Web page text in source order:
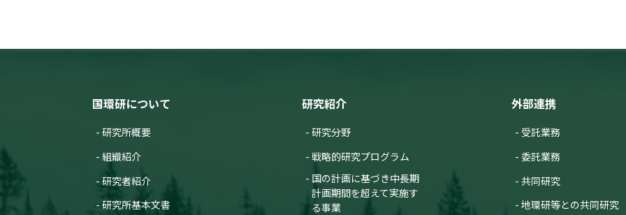
国環研について
研究所概要
組織紹介
研究者紹介
研究所基本文書
研究紹介
研究分野
戦略的研究プログラム
国の計画に基づき中長期
計画期間を超えて実施す
る事業
外部連携
受託業務
委託業務
共同研究
地環研等との共同研究